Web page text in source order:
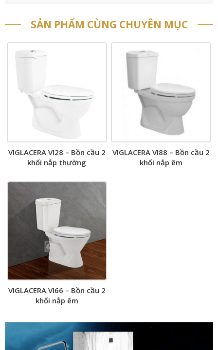
SẢN PHẨM CÙNG CHUYÊN MỤC
VIGLACERA VI28 – Bồn cầu 2
khối nắp thường
VIGLACERA VI88 – Bồn cầu 2
khối nắp êm
VIGLACERA VI66 – Bồn cầu 2
khối nắp êm